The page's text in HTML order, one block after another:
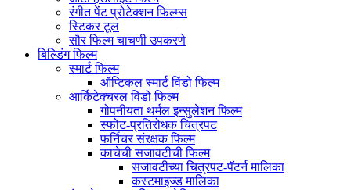
रंगीत पेंट प्रोटेक्शन फिल्म्स
स्टिकर टूल
सौर फिल्म चाचणी उपकरणे
बिल्डिंग फिल्म
स्मार्ट फिल्म
ऑप्टिकल स्मार्ट विंडो फिल्म
आर्किटेक्चरल विंडो फिल्म
गोपनीयता थर्मल इन्सुलेशन फिल्म
स्फोट-प्रतिरोधक चित्रपट
फर्निचर संरक्षक फिल्म
काचेची सजावटीची फिल्म
सजावटीच्या चित्रपट-पॅटर्न मालिका
कस्टमाइज्ड मालिका